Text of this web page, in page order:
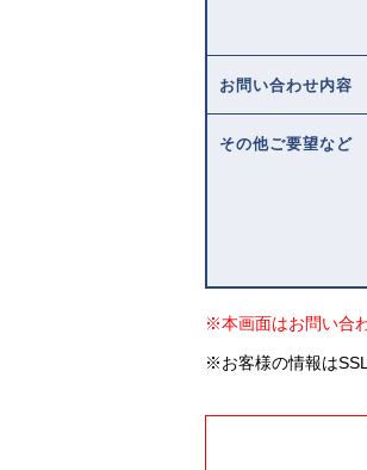
お問い合わせ内容
その他ご要望など
※本画面はお問い合
※お客様の情報は